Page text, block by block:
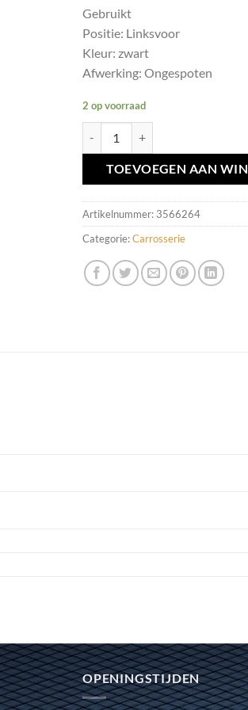
Gebruikt
Positie: Linksvoor
Kleur: zwart
Afwerking: Ongespoten
2 op voorraad
TOEVOEGEN AAN
Artikelnummer: 3566264
Categorie:Carrosserie
OPENINGSTIJDEN